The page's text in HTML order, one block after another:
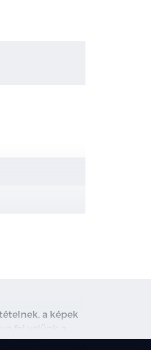
a képek
fel velünk a
jellegű,